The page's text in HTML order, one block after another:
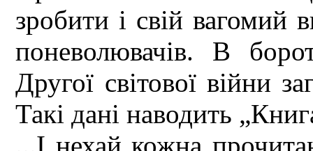
зробити і свій вагомий
поневолювачів. В
Другої світової війни
Такі дані наводить
...І нехай кожна